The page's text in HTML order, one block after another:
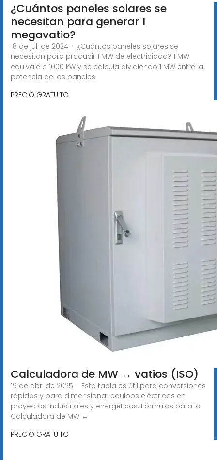
¿Cuántos paneles solares se
necesitan para generar 1
megavatio?
18 de jul. de 2024 · ¿Cuántos paneles solares se
necesitan para producir 1 MW de electricidad? 1 MW
equivale a 1000 kW y se calcula dividiendo 1 MW entre la
potencia de los paneles
PRECIO GRATUITO
Calculadora de MW ↔ vatios (ISO)
19 de abr. de 2025 · Esta tabla es útil para conversiones
rápidas y para dimensionar equipos eléctricos en
proyectos industriales y energéticos. Fórmulas para la
Calculadora de MW ↔
PRECIO GRATUITO